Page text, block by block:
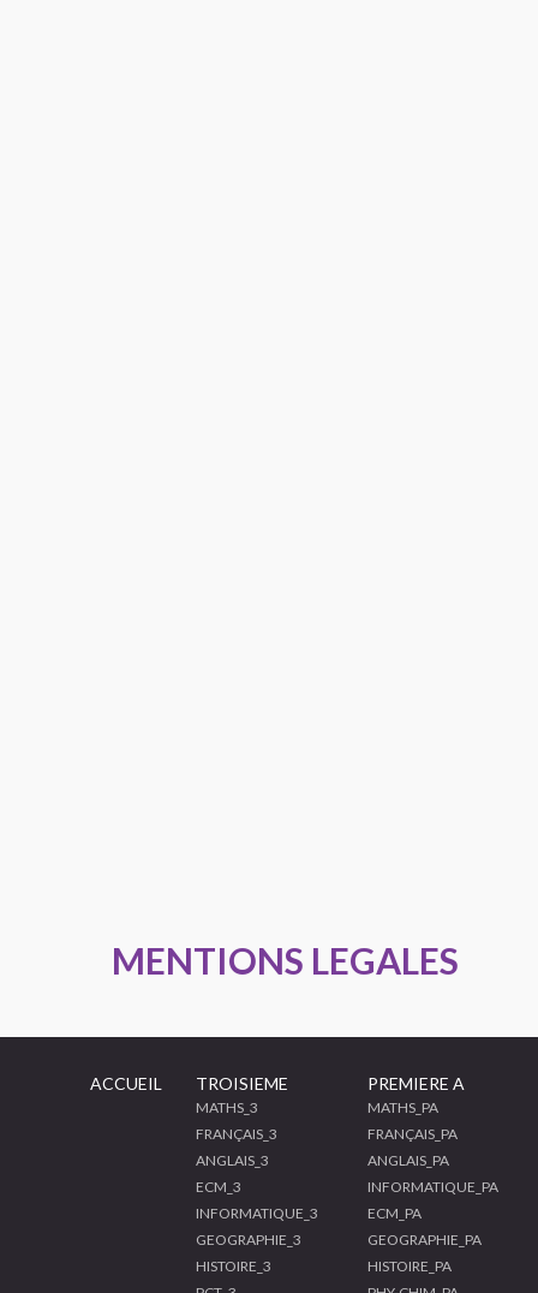
MENTIONS LEGALES
ACCUEIL TROISIEME
MATHS_3
FRANÇAIS_3
ANGLAIS_3
ECM_3
INFORMATIQUE_3
GEOGRAPHIE_3
HISTOIRE_3
PREMIERE A
MATHS_PA
FRANÇAIS_PA
ANGLAIS_PA
INFORMATIQUE_PA
ECM_PA
GEOGRAPHIE_PA
HISTOIRE_PA